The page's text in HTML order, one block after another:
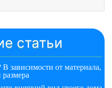
статьи
В зависимости от материала,
размера